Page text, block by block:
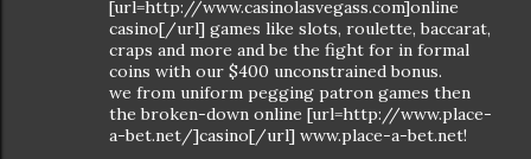
[url=http://www.casinolasvegass.com]online
casino[/url] games like slots, roulette, baccarat,
craps and more and be the fight for in formal
coins with our $400 unconstrained bonus.
we from uniform pegging patron games then
the broken-down online [url=http://www.place-
a-bet.net/]casino[/url] www.place-a-bet.net!